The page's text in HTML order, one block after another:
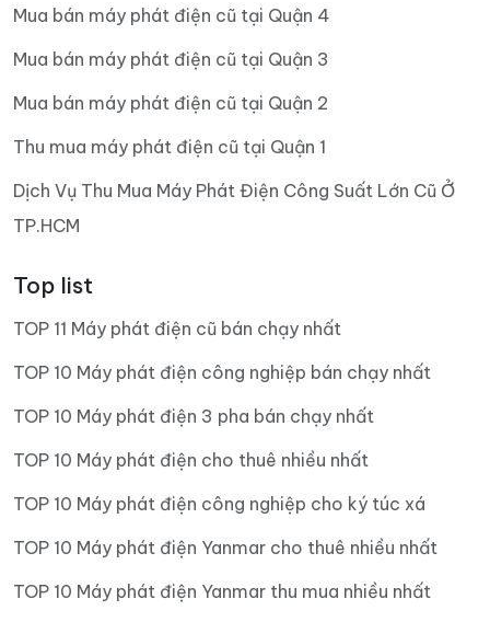
Mua bán máy phát điện cũ tại Quận 4
Mua bán máy phát điện cũ tại Quận 3
Mua bán máy phát điện cũ tại Quận 2
Thu mua máy phát điện cũ tại Quận 1
Dịch Vụ Thu Mua Máy Phát Điện Công Suất Lớn Cũ Ở
TP.HCM
Top list
TOP 11 Máy phát điện cũ bán chạy nhất
TOP 10 Máy phát điện công nghiệp bán chạy nhất
TOP 10 Máy phát điện 3 pha bán chạy nhất
TOP 10 Máy phát điện cho thuê nhiều nhất
TOP 10 Máy phát điện công nghiệp cho ký túc xá
TOP 10 Máy phát điện Yanmar cho thuê nhiều nhất
TOP 10 Máy phát điện Yanmar thu mua nhiều nhất